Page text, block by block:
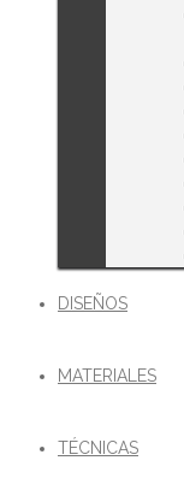
DISEÑOS
MATERIALES
TÉCNICAS